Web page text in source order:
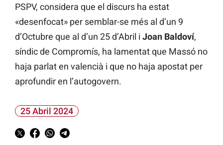
PSPV, considera que el discurs ha estat
«desenfocat» per semblar-se més al d’un 9
d’Octubre que al d’un 25 d’Abril i Joan Baldoví,
síndic de Compromís, ha lamentat que Massó no
haja parlat en valencià i que no haja apostat per
aprofundir en l’autogovern.
25 Abril 2024